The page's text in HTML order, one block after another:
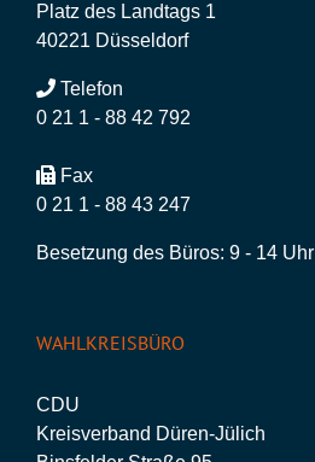
Platz des Landtags 1
40221 Düsseldorf
Telefon
0 21 1 - 88 42 792
Fax
0 21 1 - 88 43 247
Besetzung des Büros: 9 - 14 Uhr
WAHLKREISBÜRO
CDU
Kreisverband Düren-Jülich